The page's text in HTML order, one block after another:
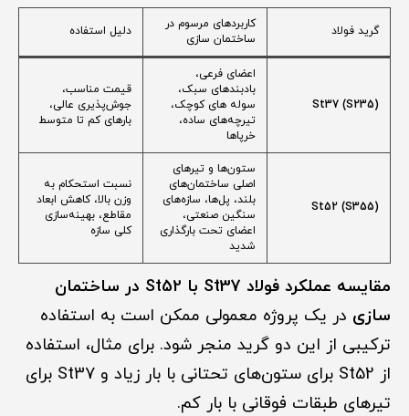
گرید فولاد
کاربردهای مرسوم در
ساختمان سازی
دلیل استفاده
St37 (S235)
اعضای فرعی،
بادبندهای سبک،
سوله های کوچک،
تیرچه‌های ساده،
خرپاها
قیمت مناسب،
جوش‌پذیری عالی،
بارهای کم تا متوسط
St52 (S355)
ستون‌ها و تیرهای
اصلی ساختمان‌های
بلند، پل‌ها، سازه‌های
سنگین صنعتی،
اعضای تحت بارگذاری
شدید
نسبت استحکام به
وزن بالا، کاهش ابعاد
مقاطع، بهینه‌سازی
کلی سازه
مقایسه عملکرد فولاد St37 با St52 در ساختمان
سازی در یک پروژه معمولی ممکن است به استفاده
ترکیبی از این دو گرید منجر شود. برای مثال، استفاده
از St52 برای ستون‌های تحتانی با بار زیاد و St37 برای
تیرهای طبقات فوقانی با بار کم.